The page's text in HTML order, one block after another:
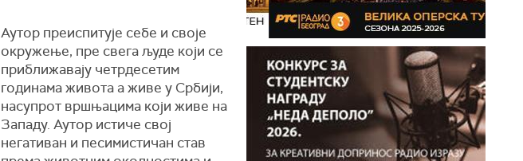
Аутор преиспитује себе и своје
окружење, пре свега људе који се
приближавају четрдесетим
годинама живота а живе у Србији,
насупрот вршњацима који живе на
Западу. Аутор истиче свој
негативан и песимистичан став